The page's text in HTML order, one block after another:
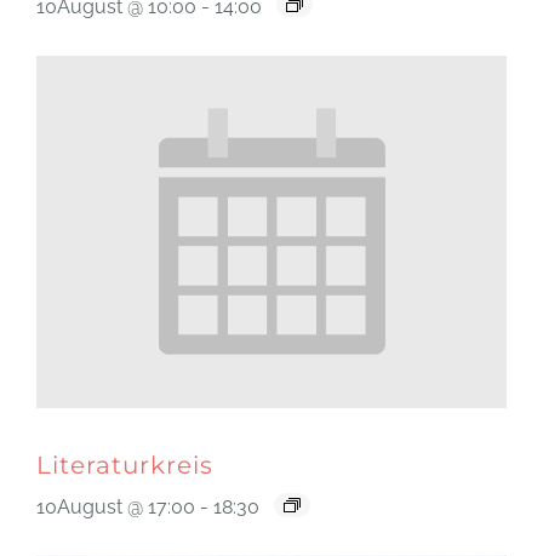
10August @ 10:00 - 14:00
Literaturkreis
10August @ 17:00 - 18:30